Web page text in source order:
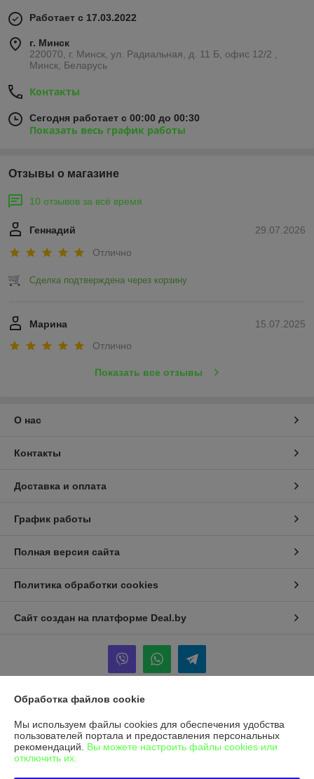
Работает с 17.03.2022
г. Минск
220070, г. Минск, ул. Радиальная, д. 11 Б, офис 12/2 ,
Минск, Беларусь
Контакты
Сегодня работает с 00:00 до 00:30
Показать весь график работы
Отзывы о магазине
10 отзывов за всё время
29.07.2026
Геннадий
Отлично
Сделка подтверждена через корзину
15.07.2025
Марина
Отлично
Показать все отзывы
О нас
Контакты
Доставка и оплата
График работы
Полная версия сайта
Политика обработки cookies
Сайт создан на платформе Deal.by
Юридическое лицо:Общество с ограниченной ответственностью
"Альфасептика"
220070, г. Минск, ул. Радиальная, д. 11 Б, офис 12/2
Регистрационный номер ЕГР: 193455025
Обработка файлов cookie
Мы используем файлы cookies для обеспечения удобства
пользователей портала и предоставления персональных
рекомендаций. Вы можете настроить файлы cookies или
отключить их.